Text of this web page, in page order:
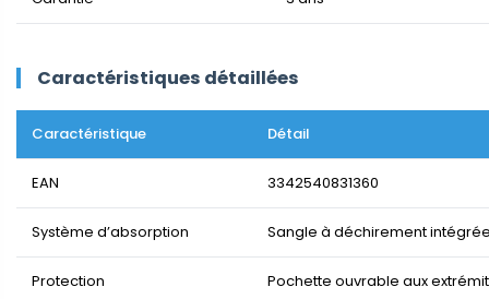
Caractéristiques détaillées
Caractéristique Détail
EAN 3342540831360
Système d’absorption Sangle à déchirement
Protection Pochette ouvrable aux